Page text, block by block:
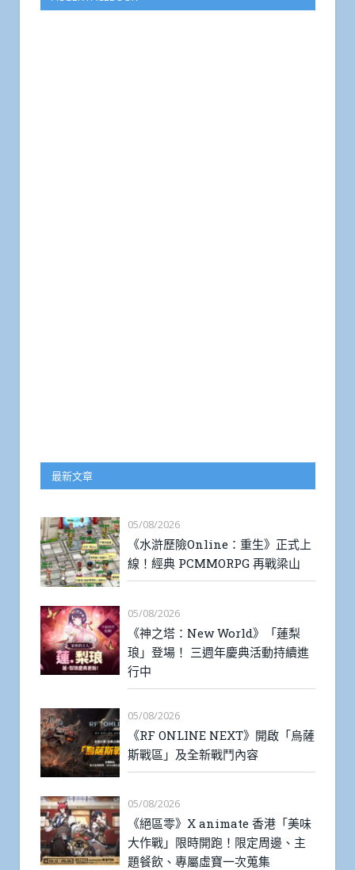
最新文章
05/08/2026
《水滸歷險Online：重生》正式上
線！經典 PCMMORPG 再戰梁山
05/08/2026
《神之塔：New World》「蓮梨
琅」登場！ 三週年慶典活動持續進
行中
05/08/2026
《RF ONLINE NEXT》開啟「烏薩
斯戰區」及全新戰鬥內容
05/08/2026
《絕區零》X animate 香港「美味
大作戰」限時開跑！限定周邊、主
題餐飲、專屬虛寶一次蒐集